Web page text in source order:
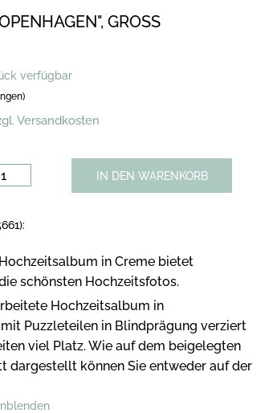
GROSS
verfügbar
Versandkosten
IN DEN WARENKORB
in Creme bietet
schönsten Hochzeitsfotos.
Hochzeitsalbum in
Puzzleteilen in Blindprägung verziert
viel Platz.Wie auf dem beigelegten
dargestellt können Sie entweder auf der